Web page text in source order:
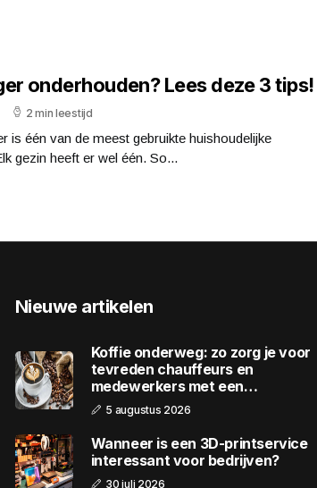
onderhouden? Lees deze 3 tips!
2 min leestijd
is één van de meest gebruikte huishoudelijke
gezin heeft er wel één. So...
Nieuwe artikelen
Koffie onderweg: zo zorg je voor
tevreden chauffeurs en
medewerkers met een
wagenpark
5 augustus 2026
Wanneer is een 3D-printservice
interessant voor bedrijven?
30 juli 2026